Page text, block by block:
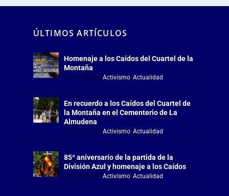
ÚLTIMOS ARTÍCULOS
Homenaje a los Caídos del Cuartel de la
Montaña
Jul 18, 2026 Activismo, Actualidad
En recuerdo a los Caídos del Cuartel de
la Montaña en el Cementerio de La
Almudena
Jul 18, 2026 Activismo, Actualidad
85º aniversario de la partida de la
División Azul y homenaje a los Caídos
Jul 15, 2026 Activismo, Actualidad